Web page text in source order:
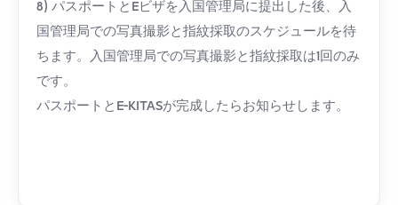
8) パスポートとEビザを入国管理局に提出した後、入
国管理局での写真撮影と指紋採取のスケジュールを待
ちます。入国管理局での写真撮影と指紋採取は1回のみ
です。
パスポートとE-KITASが完成したらお知らせします。